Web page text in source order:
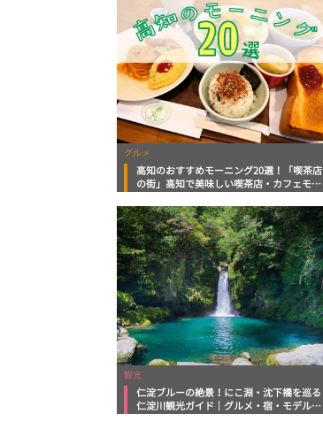
グルメ
高知のおすすめモーニング20選！「喫茶店
の街」高知で美味しい喫茶店・カフェモー
観光
仁淀ブルーの絶景！にこ淵・沈下橋を巡る
仁淀川観光ガイド｜グルメ・宿・モデルコ